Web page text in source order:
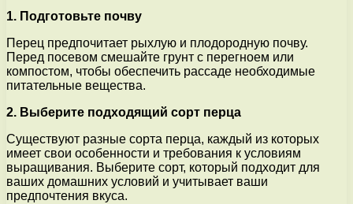
1. Подготовьте почву
Перец предпочитает рыхлую и плодородную почву.
Перед посевом смешайте грунт с перегноем или
компостом, чтобы обеспечить рассаде необходимые
питательные вещества.
2. Выберите подходящий сорт перца
Существуют разные сорта перца, каждый из которых
имеет свои особенности и требования к условиям
выращивания. Выберите сорт, который подходит для
ваших домашних условий и учитывает ваши
предпочтения вкуса.